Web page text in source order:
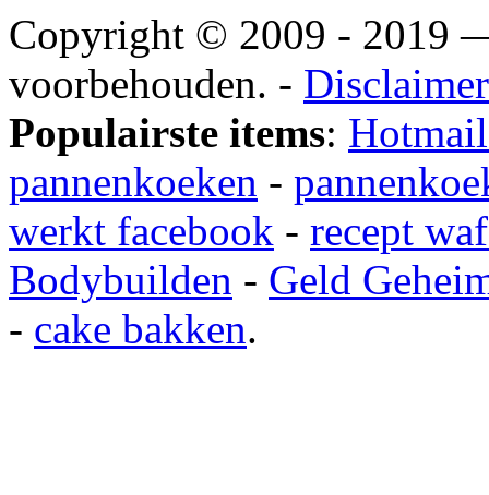
Copyright © 2009 - 2019
voorbehouden. - Disclaimer
Populairste items:
pannenkoeken -
werkt facebook - recept
Bodybuilden - Geld
- cake bakken.